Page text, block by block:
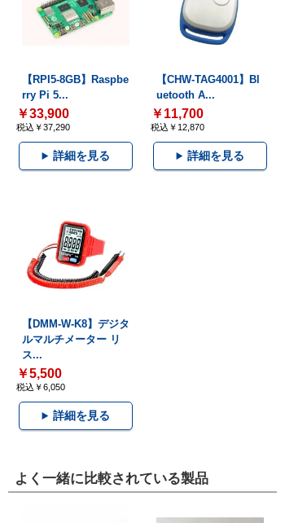
【RPI5-8GB】Raspbe
rry Pi 5...
￥33,900
税込￥37,290
詳細を見る
【CHW-TAG4001】Bl
uetooth A...
￥11,700
税込￥12,870
詳細を見る
【DMM-W-K8】デジタ
ルマルチメーター リ
ス...
￥5,500
税込￥6,050
詳細を見る
よく一緒に比較されている製品